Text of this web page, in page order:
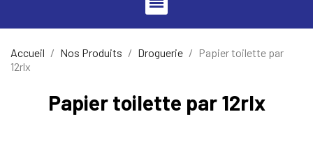
Accueil Nos Produits Droguerie
Papier toilette par
12rlx
Papier toilette par 12rlx